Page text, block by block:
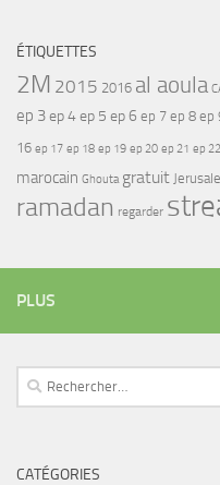
ÉTIQUETTES
2M 2015 2016 al aoula
ep 3ep 4ep 5 ep 6 ep 7 ep 8 ep
16 ep 17 ep 18 ep 19 ep 20 ep 21 ep 22
marocain Ghouta gratuit
ramadan regarder
PLUS
Rechercher :
CATÉGORIES